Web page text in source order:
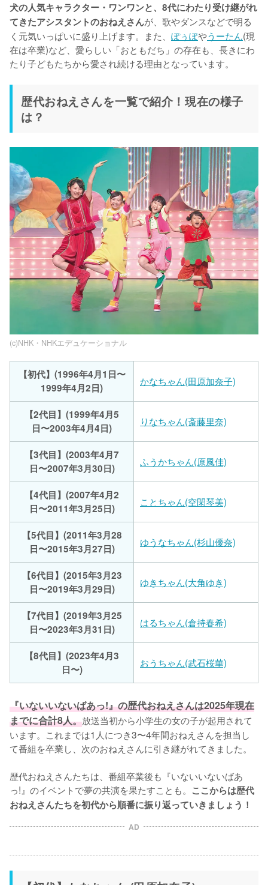
犬の人気キャラクター・ワンワンと、8代にわたり受け継がれ
てきたアシスタントのおねえさんが、歌やダンスなどで明る
く元気いっぱいに盛り上げます。また、 ぽぅぽやうーたん(現
在は卒業)など、愛らしい「おともだち」の存在も、長きにわ
たり子どもたちから愛され続ける理由となっています。
歴代おねえさんを一覧で紹介！現在の様子
は？
(c)NHK・NHKエデュケーショナル
【初代】(1996年4月1日〜
1999年4月2日)
かなちゃん(田原加奈子)
【2代目】(1999年4月5
日〜2003年4月4日)
りなちゃん(斎藤里奈)
【3代目】(2003年4月7
日〜2007年3月30日)
ふうかちゃん(原風佳)
【4代目】(2007年4月2
日〜2011年3月25日)
ことちゃん(空閑琴美)
【5代目】(2011年3月28
日〜2015年3月27日)
ゆうなちゃん(杉山優奈)
【6代目】(2015年3月23
日〜2019年3月29日)
ゆきちゃん(大角ゆき)
【7代目】(2019年3月25
日〜2023年3月31日)
はるちゃん(倉持春希)
【8代目】(2023年4月3
日〜)
おうちゃん(武石桜華)
『いないいないばあっ!』の歴代おねえさんは2025年現在
までに合計8人。放送当初から小学生の女の子が起用されて
います。これまでは1人につき3〜4年間おねえさんを担当し
て番組を卒業し、次のおねえさんに引き継がれてきました。
歴代おねえさんたちは、番組卒業後も『いないいないばあ
っ!』のイベントで夢の共演を果たすことも。 ここからは歴代
おねえさんたちを初代から順番に振り返っていきましょう！
AD